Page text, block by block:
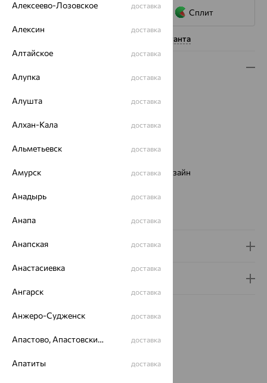
Сплит
Нужна помощь консультанта
Вес:0.82
Цвет металла:
Проба:
Виды дизайна браслетов:
Европейский дизайн
Вес металла:
Доставка и оплата
Похожие изделия
Алексеево-Лозовское доставка
Алексин доставка
Алтайское доставка
Алупка доставка
Алушта доставка
Алхан-Кала доставка
Альметьевск доставка
Амурск доставка
Анадырь доставка
Анапа доставка
Анапская доставка
Анастасиевка доставка
Ангарск доставка
Анжеро-Судженск доставка
Апастово, Апастовский район доставка
Апатиты доставка